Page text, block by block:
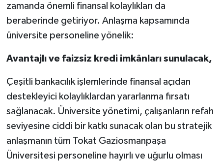
zamanda önemli finansal kolaylıkları da
beraberinde getiriyor. Anlaşma kapsamında
üniversite personeline yönelik:
Avantajlı ve faizsiz kredi imkânları sunulacak,
Çeşitli bankacılık işlemlerinde finansal açıdan
destekleyici kolaylıklardan yararlanma fırsatı
sağlanacak. Üniversite yönetimi, çalışanların refah
seviyesine ciddi bir katkı sunacak olan bu stratejik
anlaşmanın tüm Tokat Gaziosmanpaşa
Üniversitesi personeline hayırlı ve uğurlu olması